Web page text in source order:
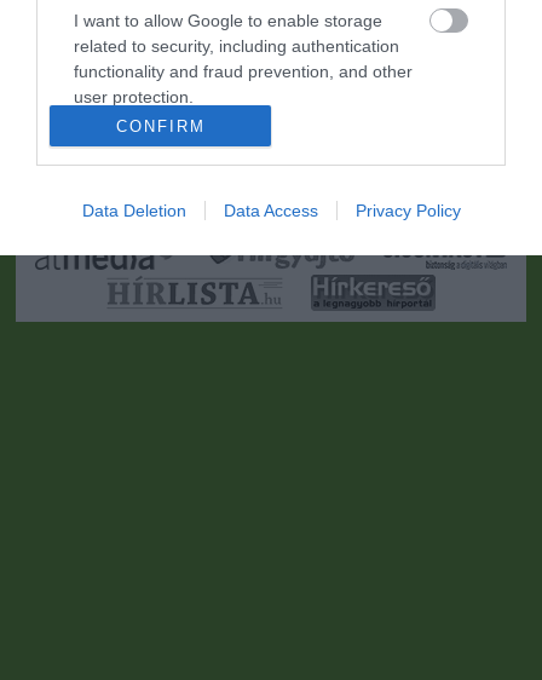
I want to allow Google to enable storage
related to security, including authentication
functionality and fraud prevention, and other
user protection.
CONFIRM
Data Deletion Data Access Privacy Policy
Portál szoftver és szerkesztőségi CMS, DMS rendszer:© PortalWare, 2017
Magnum IT Kft.
•Médiaajánlat és hirdetési akciók•Impresszum•Adatvédelmi
Partnerek
ma.hu RSS csatornái•